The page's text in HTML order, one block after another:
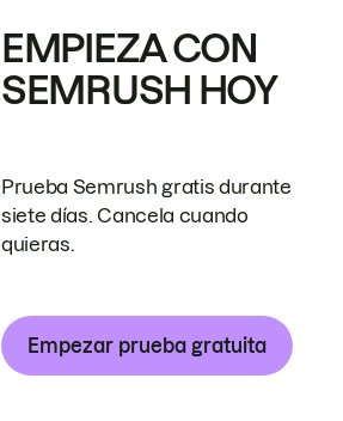
EMPIEZA CON
SEMRUSH HOY
Prueba Semrush gratis durante
siete días. Cancela cuando
quieras.
Empezar prueba gratuita